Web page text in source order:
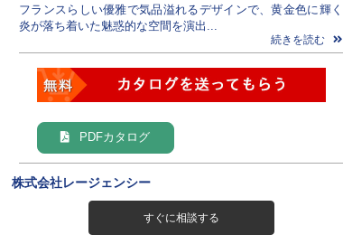
フランスらしい優雅で気品溢れるデザインで、黄金色に輝く
炎が落ち着いた魅惑的な空間を演出...
続きを読む
PDFカタログ
株式会社レージェンシー
すぐに相談する